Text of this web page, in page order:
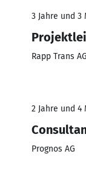
3 Jahre und 3
Rapp Trans AG
2 Jahre und 4
Prognos AG